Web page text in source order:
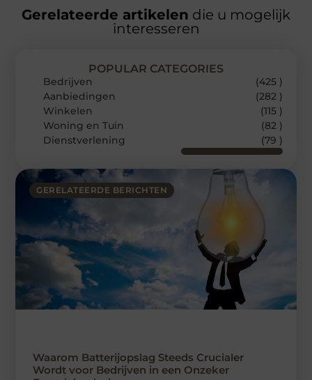
Gerelateerde artikelen die u mogelijk
interesseren
GERELATEERDE BERICHTEN
Waarom Batterijopslag Steeds Crucialer
Wordt voor Bedrijven in een Onzeker
POPULAR CATEGORIES
Bedrijven
(425 )
Aanbiedingen
(282 )
Winkelen
(115 )
Woning en Tuin
(82 )
Dienstverlening
(79 )